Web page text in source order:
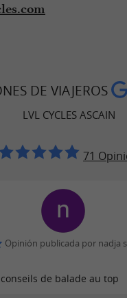
DE VIAJEROS
LVL CYCLES ASCAIN
71
Opinión publicada por nadja
de balade au top